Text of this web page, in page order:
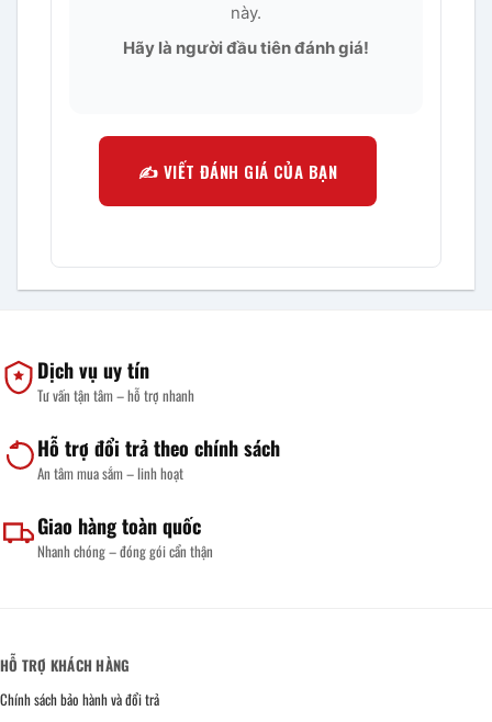
này.
Hãy là người đầu tiên đánh giá!
✍️ VIẾT ĐÁNH GIÁ CỦA BẠN
Dịch vụ uy tín
Tư vấn tận tâm – hỗ trợ nhanh
Hỗ trợ đổi trả theo chính sách
An tâm mua sắm – linh hoạt
Giao hàng toàn quốc
Nhanh chóng – đóng gói cẩn thận
HỖ TRỢ KHÁCH HÀNG
Chính sách bảo hành và đổi trả